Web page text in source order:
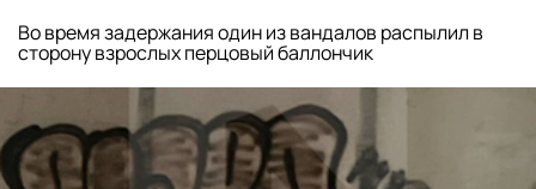
Во время задержания один из вандалов распылил в
сторону взрослых перцовый баллончик